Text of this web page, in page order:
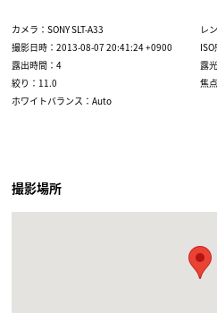
カメラ：SONY SLT-A33
レ
撮影日時：2013-08-07 20:41:24 +0900
露出時間：4
露
絞り：11.0
焦
ホワイトバランス：Auto
撮影場所